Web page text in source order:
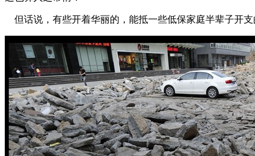
但话说，有些开着华丽的，能抵一些低保家庭半辈子开